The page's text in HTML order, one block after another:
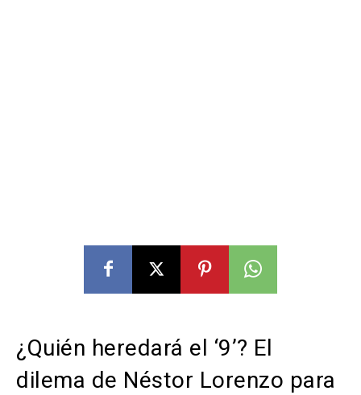
¿Quién heredará el ‘9’? El
dilema de Néstor Lorenzo para